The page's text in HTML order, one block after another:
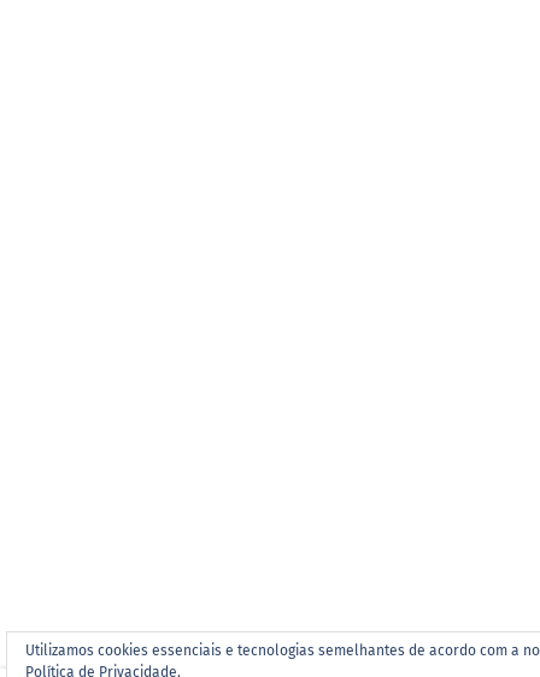
Utilizamos cookies essenciais e tecnologias semelhantes de acordo com a
Política de Privacidade.